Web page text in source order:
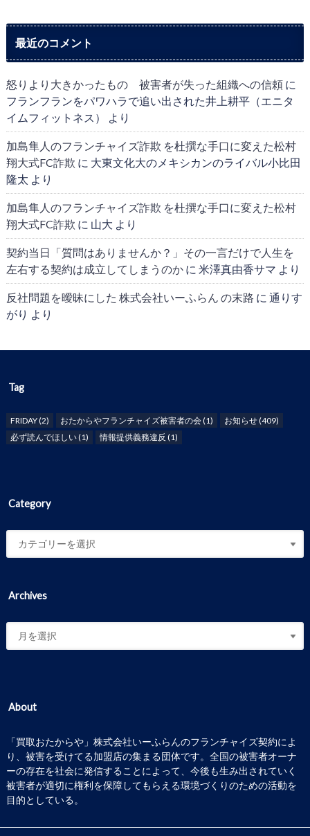
最近のコメント
怒りより大きかったもの 被害者が失った組織への信頼に
フランフランをパワハラで追い出された井上耕平（エニタ
イムフィットネス）
より
加島隼人のフランチャイズ詐欺 を杜撰な手口に変えた松村
翔大式FC詐欺 に 大東文化大のメキシカンのライバル小比田
隆太 より
加島隼人のフランチャイズ詐欺 を杜撰な手口に変えた松村
翔大式FC詐欺 に 山大 より
契約当日「質問はありませんか？」その一言だけで人生を
左右する契約は成立してしまうのかに 米澤真由香サマ より
反社問題を曖昧にした 株式会社いーふらん の末路 に 通りす
がり より
Tag
FRIDAY(2) おたからやフランチャイズ被害者の会(1) お知らせ(409)
必ず読んでほしい(1) 情報提供義務違反 (1)
Category
Archives
About
「買取おたからや」株式会社いーふらんのフランチャイズ契約によ
り、被害を受けてる加盟店の集まる団体です。全国の被害者オーナ
ーの存在を社会に発信することによって、今後も生み出されていく
被害者が適切に権利を保障してもらえる環境づくりのための活動を
目的としている。